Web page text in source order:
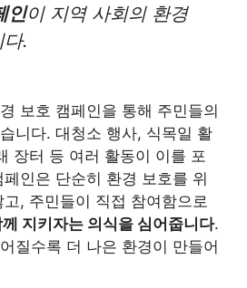
인이 지역 사회의 환경
.
보호 캠페인을 통해 주민들의
니다. 대청소 행사, 식목일 활
장터 등 여러 활동이 이를 포
인은 단순히 환경 보호를 위
, 주민들이 직접 참여함으로
지키자는 의식을 심어줍니다.
질수록 더 나은 환경이 만들어